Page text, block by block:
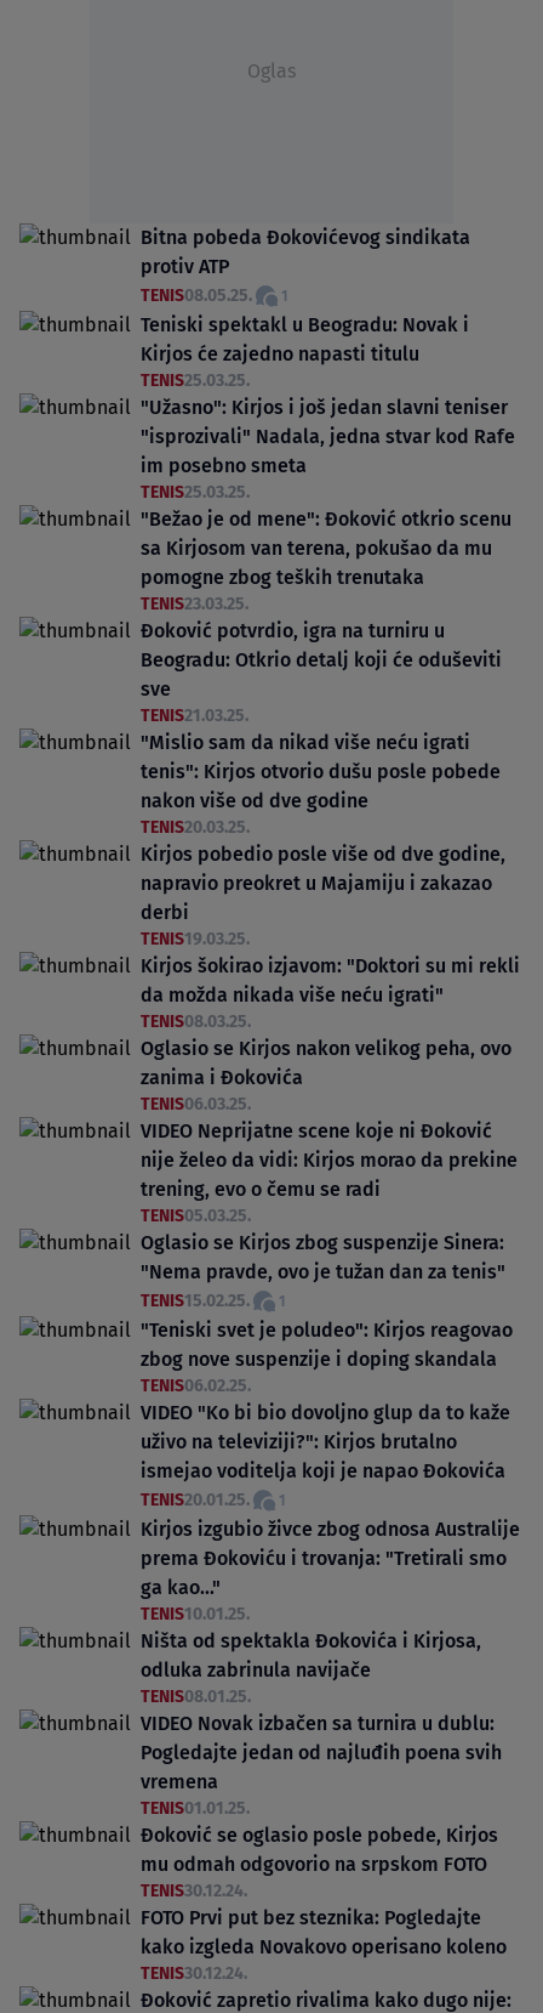
Oglas
Bitna pobeda Đokovićevog sindikata
protiv ATP
TENIS08.05.25. 1
Teniski spektakl u Beogradu: Novak i
Kirjos će zajedno napasti titulu
TENIS25.03.25.
"Užasno": Kirjos i još jedan slavni teniser
"isprozivali" Nadala, jedna stvar kod Rafe
im posebno smeta
TENIS25.03.25.
"Bežao je od mene": Đoković otkrio scenu
sa Kirjosom van terena, pokušao da mu
pomogne zbog teških trenutaka
TENIS23.03.25.
Đoković potvrdio, igra na turniru u
Beogradu: Otkrio detalj koji će oduševiti
sve
TENIS21.03.25.
"Mislio sam da nikad više neću igrati
tenis": Kirjos otvorio dušu posle pobede
nakon više od dve godine
TENIS20.03.25.
Kirjos pobedio posle više od dve godine,
napravio preokret u Majamiju i zakazao
derbi
TENIS19.03.25.
Kirjos šokirao izjavom: "Doktori su mi rekli
da možda nikada više neću igrati"
TENIS08.03.25.
Oglasio se Kirjos nakon velikog peha, ovo
zanima i Đokovića
TENIS06.03.25.
VIDEO Neprijatne scene koje ni Đoković
nije želeo da vidi: Kirjos morao da prekine
trening, evo o čemu se radi
TENIS05.03.25.
Oglasio se Kirjos zbog suspenzije Sinera:
"Nema pravde, ovo je tužan dan za tenis"
TENIS15.02.25. 1
"Teniski svet je poludeo": Kirjos reagovao
zbog nove suspenzije i doping skandala
TENIS06.02.25.
VIDEO "Ko bi bio dovoljno glup da to kaže
uživo na televiziji?": Kirjos brutalno
ismejao voditelja koji je napao Đokovića
TENIS20.01.25. 1
Kirjos izgubio živce zbog odnosa Australije
prema Đokoviću i trovanja: "Tretirali smo
ga kao..."
TENIS10.01.25.
Ništa od spektakla Đokovića i Kirjosa,
odluka zabrinula navijače
TENIS08.01.25.
VIDEO Novak izbačen sa turnira u dublu:
Pogledajte jedan od najluđih poena svih
vremena
TENIS01.01.25.
Đoković se oglasio posle pobede, Kirjos
mu odmah odgovorio na srpskom FOTO
TENIS30.12.24.
FOTO Prvi put bez steznika: Pogledajte
kako izgleda Novakovo operisano koleno
TENIS30.12.24.
Đoković zapretio rivalima kako dugo nije: